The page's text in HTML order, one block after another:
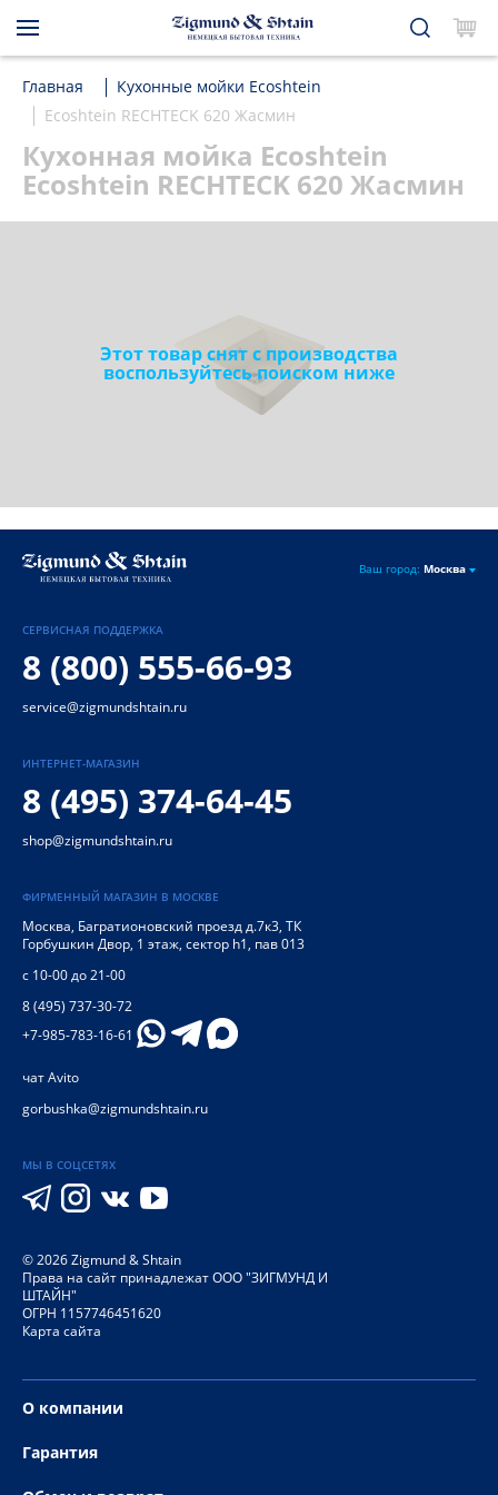
Главная
Кухонные мойки Ecoshtein
Ecoshtein RECHTECK 620 Жасмин
Кухонная мойка Ecoshtein
Ecoshtein RECHTECK 620 Жасмин
Этот товар снят с производства
воспользуйтесь поиском ниже
Ваш город: Москва
СЕРВИСНАЯ ПОДДЕРЖКА
8 (800) 555-66-93
service@zigmundshtain.ru
ИНТЕРНЕТ-МАГАЗИН
8 (495) 374-64-45
shop@zigmundshtain.ru
ФИРМЕННЫЙ МАГАЗИН В МОСКВЕ
Москва, Багратионовский проезд д.7к3, ТК
Горбушкин Двор, 1 этаж, сектор h1, пав 013
с 10-00 до 21-00
8 (495) 737-30-72
+7-985-783-16-61
чат Avito
gorbushka@zigmundshtain.ru
МЫ В СОЦСЕТЯХ
©2026Zigmund & Shtain
Права на сайт принадлежат ООО "ЗИГМУНД И
ШТАЙН"
ОГРН 1157746451620
Карта сайта
О компании
Гарантия